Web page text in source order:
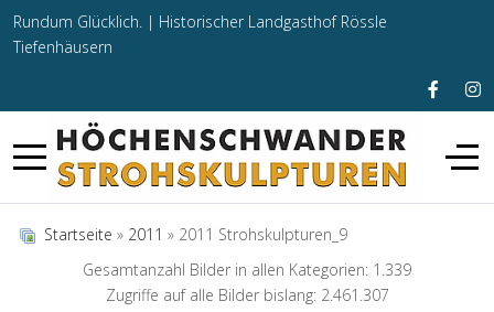
Rundum Glücklich. | Historischer Landgasthof Rössle
Tiefenhäusern
Startseite » 2011 » 2011 Strohskulpturen_9
Gesamtanzahl Bilder in allen Kategorien: 1.339
Zugriffe auf alle Bilder bislang: 2.461.307